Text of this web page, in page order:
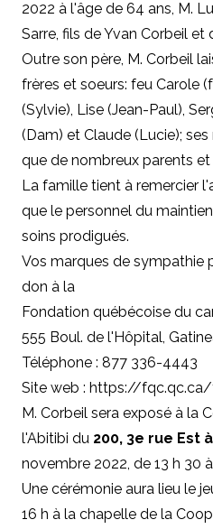
2022 à l'âge de 64 ans, M.
Sarre, fils de Yvan Corbeil
Outre son père, M. Corbeil
frères et soeurs: feu Carole
(Sylvie), Lise (Jean-Paul),
(Dam) et Claude (Lucie);
que de nombreux parents et
La famille tient à remercier
que le personnel du
soins prodigués.
Vos marques de sympathie
don à la
Fondation québécoise du
555 Boul. de l'Hôpital,
Téléphone : 877 336-4443
Site web : https://
M. Corbeil sera exposé à la
l'Abitibi du 200, 3e rue Est
novembre 2022, de 13 h 30 à
Une cérémonie aura lieu le
16 h à la chapelle de la